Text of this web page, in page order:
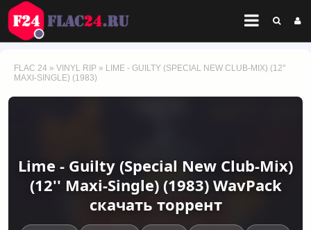
FLAC 24 » VINYL RIP » LIME - GUILTY (SPECIAL NEW CLUB-MIX) (12''
MAXI-SINGLE) (1983)
Lime - Guilty (Special New Club-Mix)
(12'' Maxi-Single) (1983) WavPack
скачать торрент